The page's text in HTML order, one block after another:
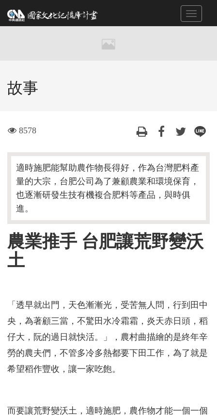
到
Toggle
故事
visit
8578
適時施肥能幫助農作物長得好，作為台灣肥料產
量的大宗，台肥公司為了兼顧農業和環境保育，
也逐漸研發生技有機複合肥料等產品，與時俱
進。
農業推手 台肥讓荒野變沃
土
「透早就出門，天色漸漸光，受苦無人問，行到田中
央，為著顧三當，不驚田水冷霜霜，炎天赤日頭，稻
仔大，阮的過日就快活。」，農村曲描繪的是終年辛
勞的農夫們，不管多冷多熱都要下田工作，為了就是
希望稻作豐收，讓一家吃飽。
而要讓荒野變沃土，適時施肥，農作物才能一個一個